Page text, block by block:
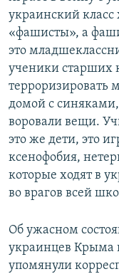
украинский класс
«фашисты», а
это
ученики старших
терроризировать
домой с
воровали вещи.
это же дети, это
ксенофобия,
которые ходят в
во врагов всей
Об ужасном
украинцев Крыма
упомянули